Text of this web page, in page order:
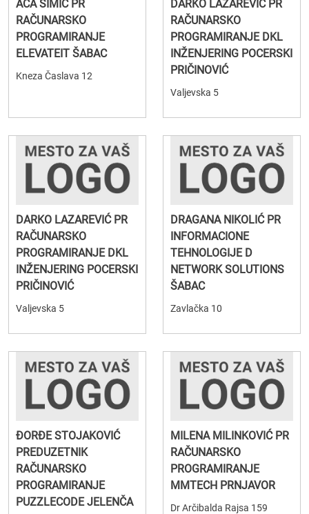
ACA SIMIĆ PR
RAČUNARSKO
PROGRAMIRANJE
ELEVATEIT ŠABAC
Kneza Časlava 12
DARKO LAZAREVIĆ PR
RAČUNARSKO
PROGRAMIRANJE DKL
INŽENJERING POCERSKI
PRIČINOVIĆ
Valjevska 5
DARKO LAZAREVIĆ PR
RAČUNARSKO
PROGRAMIRANJE DKL
INŽENJERING POCERSKI
PRIČINOVIĆ
Valjevska 5
DRAGANA NIKOLIĆ PR
INFORMACIONE
TEHNOLOGIJE D
NETWORK SOLUTIONS
ŠABAC
Zavlačka 10
ĐORĐE STOJAKOVIĆ
PREDUZETNIK
RAČUNARSKO
PROGRAMIRANJE
PUZZLECODE JELENČA
MILENA MILINKOVIĆ PR
RAČUNARSKO
PROGRAMIRANJE
MMTECH PRNJAVOR
Dr Arčibalda Rajsa 159